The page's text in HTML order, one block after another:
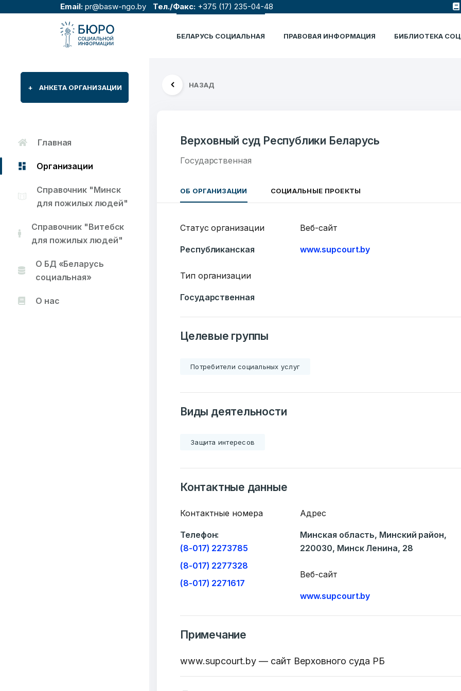
Email: pr@basw-ngo.by Тел./Факс: +375 (17) 235-04-48
БЕЛАРУСЬ СОЦИАЛЬНАЯ ПРАВОВАЯ ИНФОРМАЦИЯ БИБЛИОТЕКА
+ АНКЕТА ОРГАНИЗАЦИИ
Главная
Организации
Справочник "Минск
для пожилых людей"
Справочник "Витебск
для пожилых людей"
О БД «Беларусь
социальная»
О нас
НАЗАД
Верховный суд Республики Беларусь
Государственная
ОБ ОРГАНИЗАЦИИ СОЦИАЛЬНЫЕ ПРОЕКТЫ
Статус организации
Республиканская
Тип организации
Государственная
Веб-сайт
www.supcourt.by
Целевые группы
Потребители социальных услуг
Виды деятельности
Защита интересов
Контактные данные
Контактные номера
Телефон:
(8-017) 2273785
(8-017) 2277328
(8-017) 2271617
Адрес
Минская область, Минский район,
220030, Минск Ленина, 28
Веб-сайт
www.supcourt.by
Примечание
www.supcourt.by — сайт Верховного суда РБ